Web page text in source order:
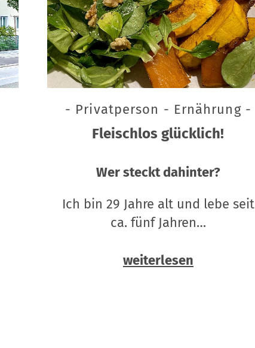
- Privatperson - Ernährung -
Fleischlos glücklich!
Wer steckt dahinter?
Ich bin 29 Jahre alt und lebe seit
ca. fünf Jahren…
weiterlesen